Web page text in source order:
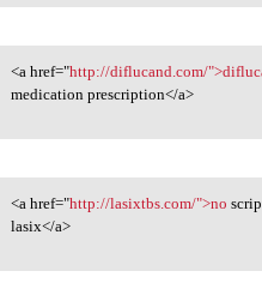
href="http://diflucand.com
<a href="http://diflucand.com/
medication prescription</a>
href="http://lasixtbs.com/
<a href="http://lasixtbs.com/">no
lasix</a>